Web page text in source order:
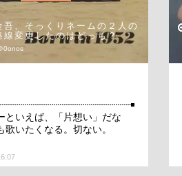
吾、そっくりネームの２人の
線変更したのはどっち？
0onos
といえば、「片想い」だな
歌いたくなる。切ない。